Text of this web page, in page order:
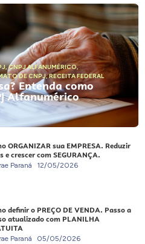
,CNPJ ALFANUMÉRICO,
DE CNPJ,RECEITA FEDERAL
Entenda como
Alfanumérico
ORGANIZAR sua EMPRESA. Reduzir
e crescer com SEGURANÇA.
Paraná 12/05/2026
definir o PREÇO DE VENDA. Passo a
atualizado com PLANILHA
Paraná 05/05/2026